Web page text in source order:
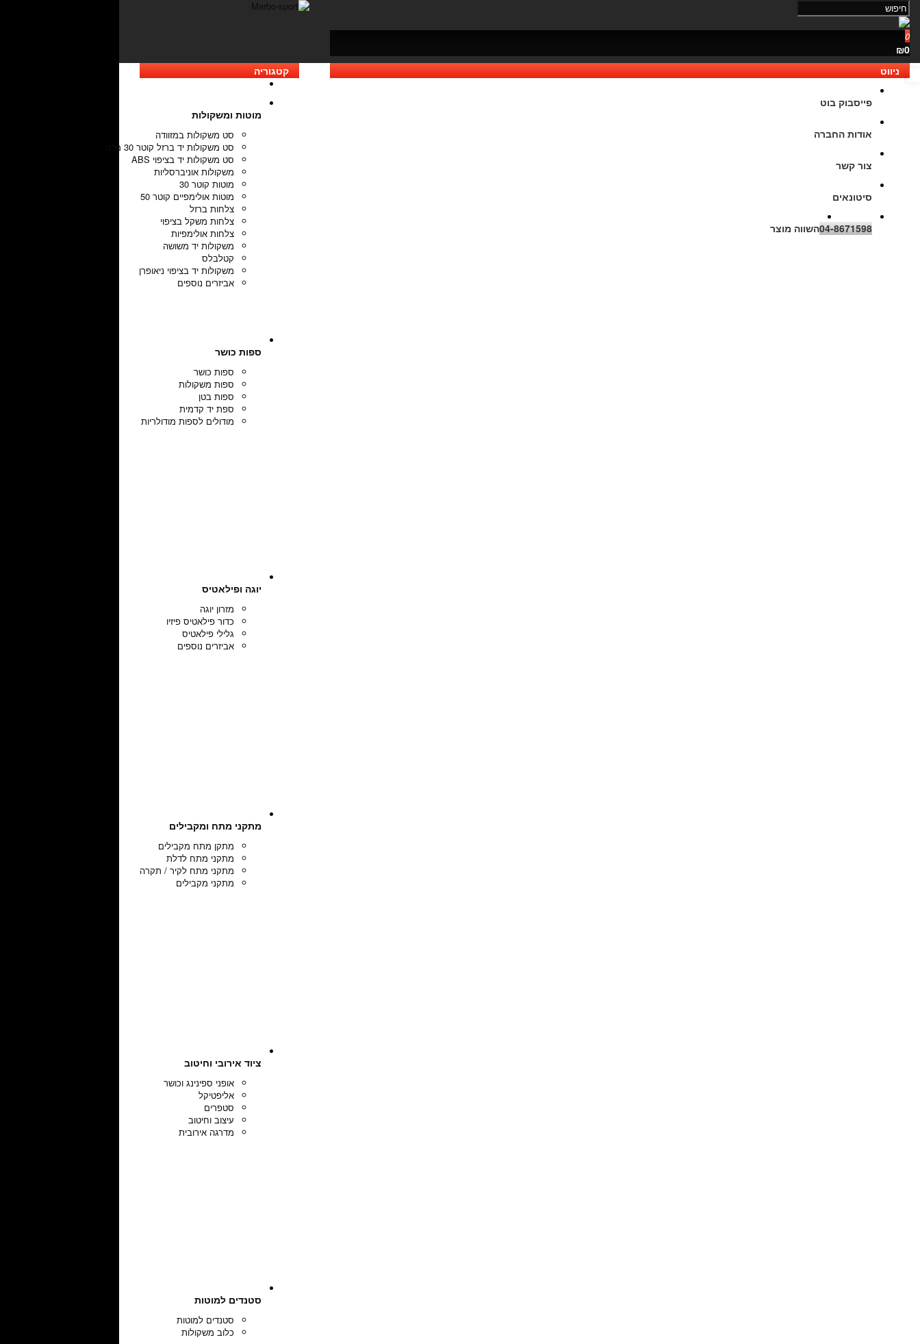
0
₪0
קטגוריה
מוטות ומשקולות
סט משקולות במזוודה
סט משקולות יד ברזל קוטר 30 מ"מ
סט משקולות יד בציפוי ABS
משקולות אוניברסליות
מוטות קוטר 30
מוטות אולימפיים קוטר 50
צלחות ברזל
צלחות משקל בציפוי
צלחות אולימפיות
משקולות יד משושה
קטלבלס
משקולות יד בציפוי ניאופרן
אביזרים נוספים
ספות כושר
ספות כושר
ספות משקולות
ספות בטן
ספת יד קדמית
מודולים לספות מודולריות
יוגה ופילאטיס
מזרון יוגה
כדור פילאטיס פיזיו
גלילי פילאטיס
אביזרים נוספים
מתקני מתח ומקבילים
מתקן מתח מקבילים
מתקני מתח לדלת
מתקני מתח לקיר / תקרה
מתקני מקבילים
ציוד אירובי וחיטוב
אופני ספינינג וכושר
אליפטיקל
סטפרים
עיצוב וחיטוב
מדרגה אירובית
סטנדים למוטות
סטנדים למוטות
כלוב משקולות
ניווט
פייסבוק בוט
אודות החברה
צור קשר
סיטונאים
04-8671598השווה מוצר
נגישות